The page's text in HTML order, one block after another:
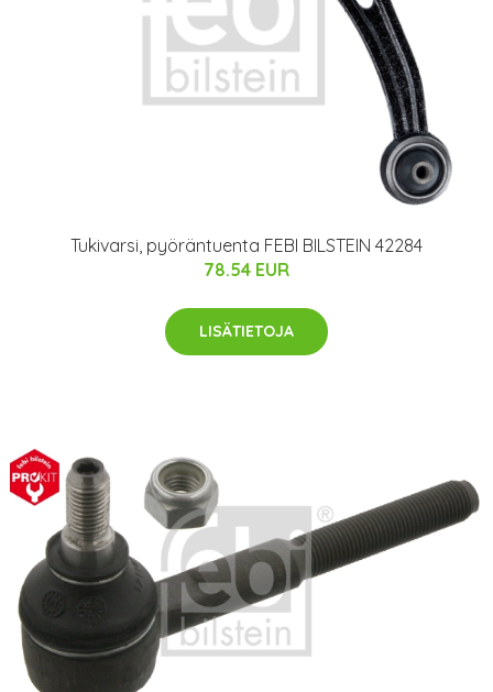
Tukivarsi, pyöräntuenta FEBI BILSTEIN 42284
78.54 EUR
LISÄTIETOJA